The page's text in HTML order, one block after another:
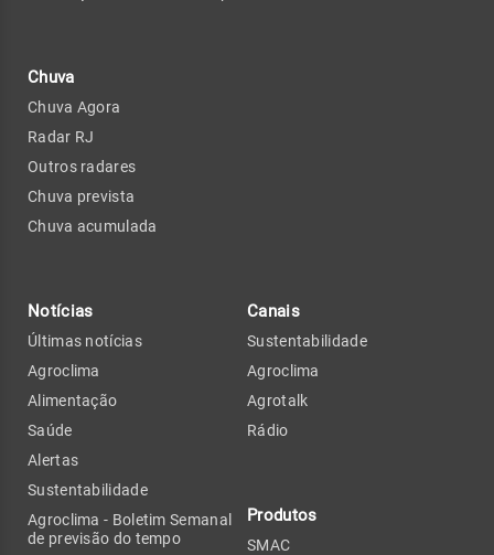
Chuva
Chuva Agora
Radar RJ
Outros radares
Chuva prevista
Chuva acumulada
Notícias
Últimas notícias
Agroclima
Alimentação
Saúde
Alertas
Sustentabilidade
Agroclima - Boletim Semanal
de previsão do tempo
Canais
Sustentabilidade
Agroclima
Agrotalk
Rádio
Produtos
SMAC